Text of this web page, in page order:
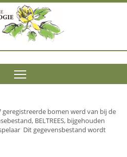
geregistreerde bomen werd van bij de
BELTREES, bijgehouden
Dit gegevensbestand wordt